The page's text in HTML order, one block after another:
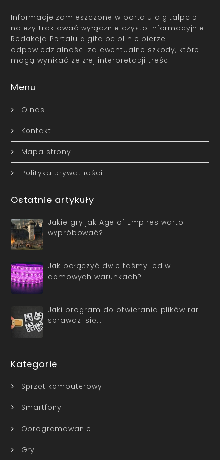
Informacje zamieszczone w portalu digitalpc.pl
należy traktować wyłącznie czysto informacyjnie.
Redakcja Portalu digitalpc.pl nie bierze
odpowiedzialności za ewentualne szkody, które
mogą wynikać ze złej interpretacji treści.
Menu
O nas
Kontakt
Mapa strony
Polityka prywatności
Ostatnie artykuły
Jakie gry jak Age of Empires warto
wypróbować?
Jak połączyć dwie taśmy led w
domowych warunkach?
Jaki program do otwierania plików rar
sprawdzi się…
Kategorie
Sprzęt komputerowy
Smartfony
Oprogramowanie
Gry